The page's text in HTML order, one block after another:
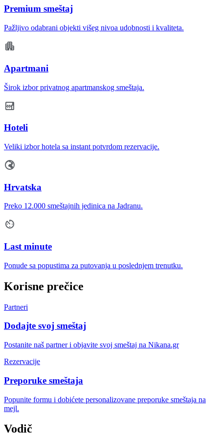
Premium smeštaj
Pažljivo odabrani objekti višeg nivoa udobnosti i kvaliteta.
Apartmani
Širok izbor privatnog apartmanskog smeštaja.
Hoteli
Veliki izbor hotela sa instant potvrdom rezervacije.
Hrvatska
Preko 12.000 smeštajnih jedinica na Jadranu.
Last minute
Ponude sa popustima za putovanja u poslednjem trenutku.
Korisne prečice
Partneri
Dodajte svoj smeštaj
Postanite naš partner i objavite svoj smeštaj na Nikana.gr
Rezervacije
Preporuke smeštaja
Popunite formu i dobićete personalizovane preporuke smeštaja na
mejl.
Vodič